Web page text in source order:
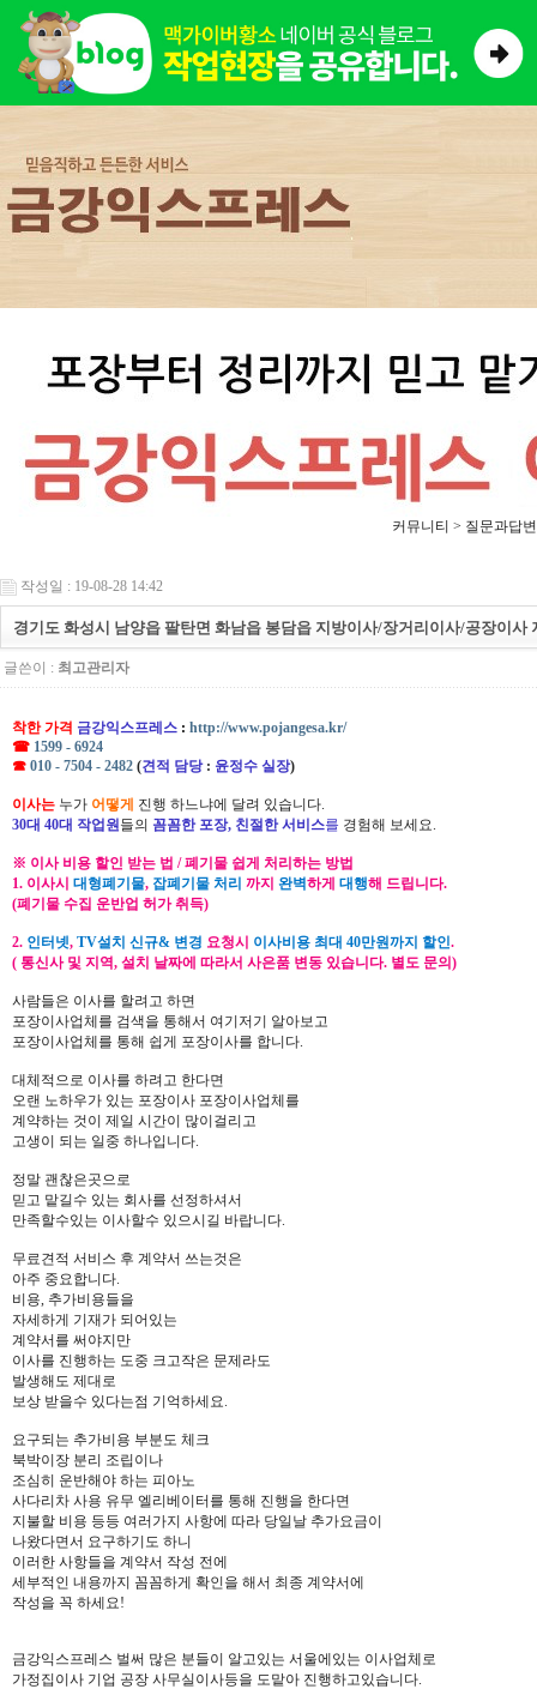
커뮤니티 > 질문과답변
작성일 : 19-08-28 14:42
경기도 화성시 남양읍 팔탄면 화남읍 봉담읍 지방이사/장거리이사/공장이사
글쓴이 : 최고관리자
착한 가격 금강익스프레스 : http://www.pojangesa.kr/
☎ 1599 - 6924
☎ 010 - 7504 - 2482 (견적 담당 : 윤정수 실장)
이사는 누가 어떻게 진행 하느냐에 달려 있습니다.
30대 40대 작업원들의 꼼꼼한 포장, 친절한 서비스를 경험해 보세요.
※ 이사 비용 할인 받는 법 / 폐기물 쉽게 처리하는 방법
1. 이사시 대형폐기물, 잡폐기물 처리 까지 완벽하게 대행해 드립니다.
(폐기물 수집 운반업 허가 취득)
2. 인터넷, TV설치 신규& 변경 요청시 이사비용 최대 40만원까지 할인.
( 통신사 및 지역, 설치 날짜에 따라서 사은품 변동 있습니다. 별도 문의)
사람들은 이사를 할려고 하면
포장이사업체를 검색을 통해서 여기저기 알아보고
포장이사업체를 통해 쉽게 포장이사를 합니다.
대체적으로 이사를 하려고 한다면
오랜 노하우가 있는 포장이사 포장이사업체를
계약하는 것이 제일 시간이 많이걸리고
고생이 되는 일중 하나입니다.
정말 괜찮은곳으로
믿고 맡길수 있는 회사를 선정하셔서
만족할수있는 이사할수 있으시길 바랍니다.
무료견적 서비스 후 계약서 쓰는것은
아주 중요합니다.
비용, 추가비용들을
자세하게 기재가 되어있는
계약서를 써야지만
이사를 진행하는 도중 크고작은 문제라도
발생해도 제대로
보상 받을수 있다는점 기억하세요.
요구되는 추가비용 부분도 체크
북박이장 분리 조립이나
조심히 운반해야 하는 피아노
사다리차 사용 유무 엘리베이터를 통해 진행을 한다면
지불할 비용 등등 여러가지 사항에 따라 당일날 추가요금이
나왔다면서 요구하기도 하니
이러한 사항들을 계약서 작성 전에
세부적인 내용까지 꼼꼼하게 확인을 해서 최종 계약서에
작성을 꼭 하세요!
금강익스프레스 벌써 많은 분들이 알고있는 서울에있는 이사업체로
가정집이사 기업 공장 사무실이사등을 도맡아 진행하고있습니다.